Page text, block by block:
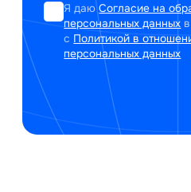
Я даюСогласие на
персональных данных
с Политикой в
персональных данных